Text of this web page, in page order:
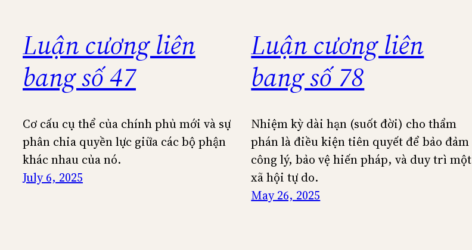
Luận cương liên
bang số 47
Cơ cấu cụ thể của chính phủ mới và sự
phân chia quyền lực giữa các bộ phận
khác nhau của nó.
July 6, 2025
Luận cương liên
bang số 78
Nhiệm kỳ dài hạn (suốt đời) cho thẩm
phán là điều kiện tiên quyết để bảo đảm
công lý, bảo vệ hiến pháp, và duy trì một
xã hội tự do.
May 26, 2025